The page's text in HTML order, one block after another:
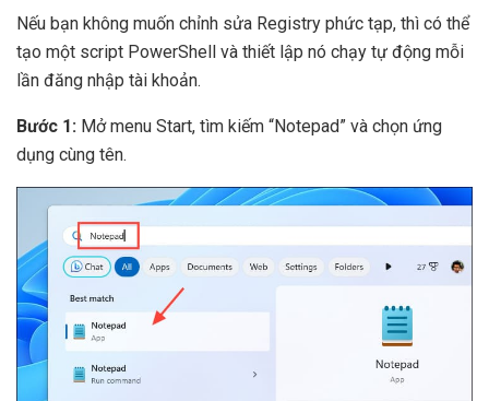
Nếu bạn không muốn chỉnh sửa Registry phức tạp, thì có thể
tạo một script PowerShell và thiết lập nó chạy tự động mỗi
lần đăng nhập tài khoản.
Bước 1: Mở menu Start, tìm kiếm “Notepad” và chọn ứng
dụng cùng tên.